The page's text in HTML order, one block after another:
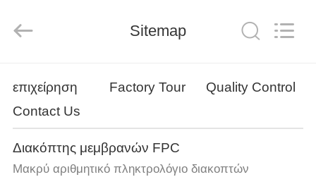
ΠΡΟΪΌΝΤΑ
ΠΕΡΊΠΟΥ
Co.,
Sitemap
επιχείρηση Factory Tour
Quality Control
Contact Us
Διακόπτης μεμβρανών FPC
Μακρύ αριθμητικό πληκτρολόγιο διακοπτών